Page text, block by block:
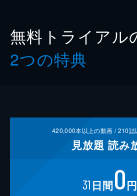
無料トライアル
2つの特典
420,000本以上の動画 /210誌
見放題 読み
31 日間0円